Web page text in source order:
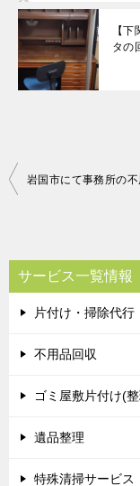
【
タの
投
ビ
ゲ
ー
シ
サービス一覧情報
片付け・掃除代行
不用品回収
ゴミ屋敷片付け(
遺品整理
特殊清掃サービス